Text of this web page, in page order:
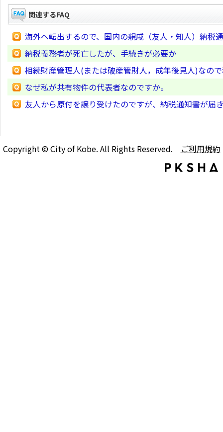
関連するFAQ
海外へ転出するので、国内の親戚（友人・知人）納税
納税義務者が死亡したが、手続きが必要か
相続財産管理人(または破産管財人，成年後見人)なの
なぜ私が共有物件の代表者なのですか。
友人から原付を譲り受けたのですが、納税通知書が届
Copyright © City of Kobe. All Rights Reserved. ご利用規約